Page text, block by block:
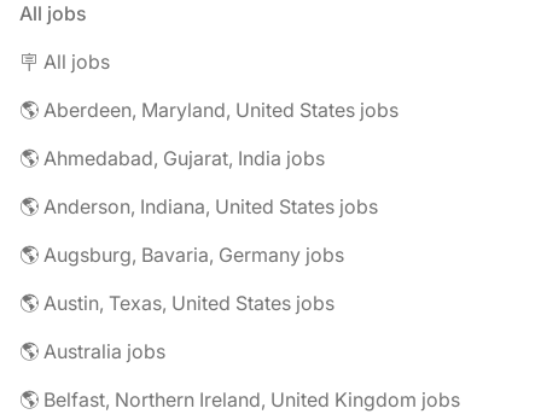
All jobs
🪧 All jobs
🌎 Aberdeen, Maryland, United States jobs
🌎 Ahmedabad, Gujarat, India jobs
🌎 Anderson, Indiana, United States jobs
🌎 Augsburg, Bavaria, Germany jobs
🌎 Austin, Texas, United States jobs
🌎 Australia jobs
🌎 Belfast, Northern Ireland, United Kingdom jobs